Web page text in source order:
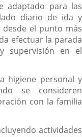
adaptado para las
diario de ida y
el punto más
efectuar la parada
supervisión en el
higiene personal y
se consideren
con la familia
actividades